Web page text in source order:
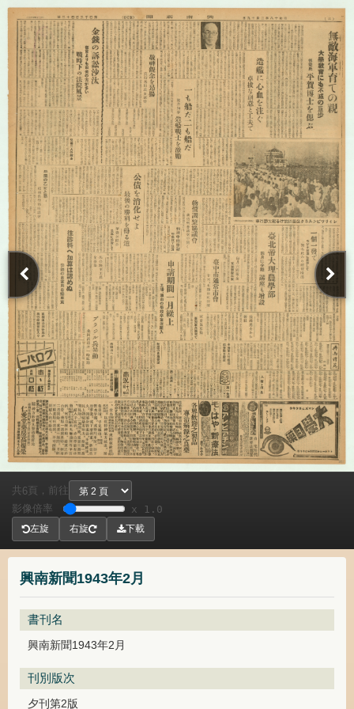
興南新聞1943年2月
書刊名
興南新聞1943年2月
刊別版次
夕刊第2版
共 6頁， 前往
影像倍率
x 1.0
左旋 右旋 下載